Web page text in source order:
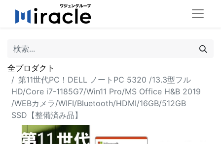
全プロダクト
第11世代PC！DELL ノートPC 5320 /13.3型フル
HD/Core i7-1185G7/Win11 Pro/MS Office H&B 2019
/WEBカメラ/WIFI/Bluetooth/HDMI/16GB/512GB
SSD【整備済み品】